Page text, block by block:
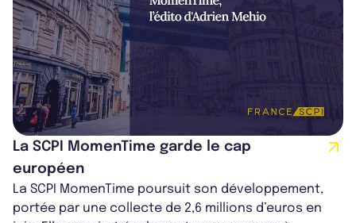
La SCPI MomenTime garde le cap
européen
La SCPI MomenTime poursuit son développement,
portée par une collecte de 2,6 millions d’euros en